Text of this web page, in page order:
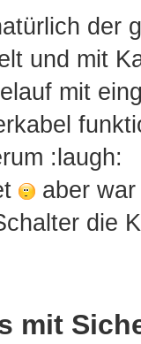
der
und mit
mit
:laugh:
aber
die
mit